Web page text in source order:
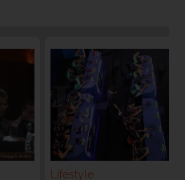
Lifestyle